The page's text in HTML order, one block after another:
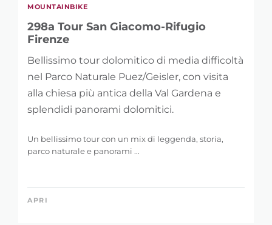
1 mMOUNTAINBIKE
298a Tour San Giacomo-Rifugio
Firenze
Bellissimo tour dolomitico di media difficoltà
nel Parco Naturale Puez/Geisler, con visita
alla chiesa più antica della Val Gardena e
splendidi panorami dolomitici.
Un bellissimo tour con un mix di leggenda, storia,
parco naturale e panorami ...
APRI